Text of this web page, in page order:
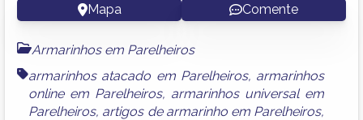
Mapa Comente
Armarinhos em Parelheiros
armarinhos atacado em Parelheiros, armarinhos
online em Parelheiros, armarinhos universal em
Parelheiros, artigos de armarinho em Parelheiros,